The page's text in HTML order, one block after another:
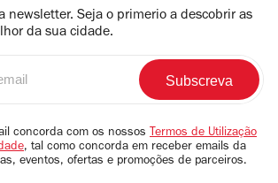
newsletter. Seja o primerio a descobrir as
da sua cidade.
concorda com os nossos Termos de Utilização
, tal como concorda em receber emails da
eventos, ofertas e promoções de parceiros.